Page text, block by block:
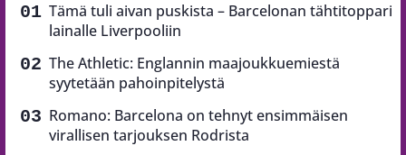
Tämä tuli aivan puskista – Barcelonan tähtitoppari
lainalle Liverpooliin
The Athletic: Englannin maajoukkuemiestä
syytetään pahoinpitelystä
Romano: Barcelona on tehnyt ensimmäisen
virallisen tarjouksen Rodrista